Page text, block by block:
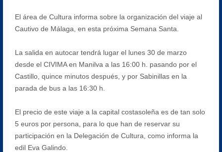
El área de Cultura informa sobre la organización del viaje al
Cautivo de Málaga, en esta próxima Semana Santa.
La salida en autocar tendrá lugar el lunes 30 de marzo
desde el CIVIMA en Manilva a las 16:00 h. pasando por el
Castillo, quince minutos después, y por Sabinillas en la
parada de bus a las 16:30 h.
El precio de este viaje a la capital costasoleña es de tan solo
5 euros por persona, para lo que han de reservar su
participación en la Delegación de Cultura, como informa la
edil Eva Galindo.